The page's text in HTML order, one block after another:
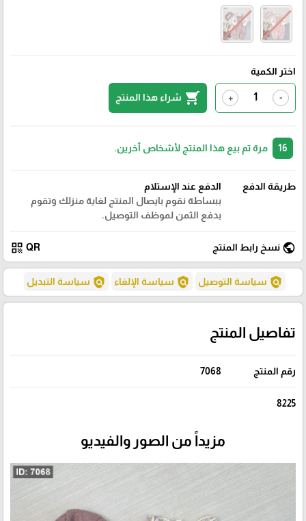
اختر الكمية
-
+
shopping_cart شراء هذا المنتج
مرة تم بيع هذا المنتج لأشخاص آخرين.
طريقة الدفع
الدفع عند الإستلام
ببساطة نقوم بايصال المنتج لغاية منزلك وتقوم
بدفع الثمن لموظف التوصيل.
public نسخ رابط المنتج QR
qr_code
policy سياسة التوصيل policy سياسة الإلغاء policy سياسة التبديل
تفاصيل المنتج
رقم المنتج 7068
8225
مزيداً من الصور والفيديو